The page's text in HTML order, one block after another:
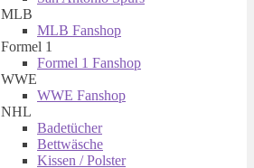
MLB
MLB Fanshop
Formel 1
Formel 1 Fanshop
WWE
WWE Fanshop
NHL
Badetücher
Bettwäsche
Kissen / Polster